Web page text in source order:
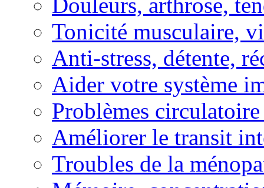
Douleurs, arthrose,
Tonicité musculaire,
Anti-stress, détente,
Aider votre système
Problèmes
Améliorer le transit
Troubles de la